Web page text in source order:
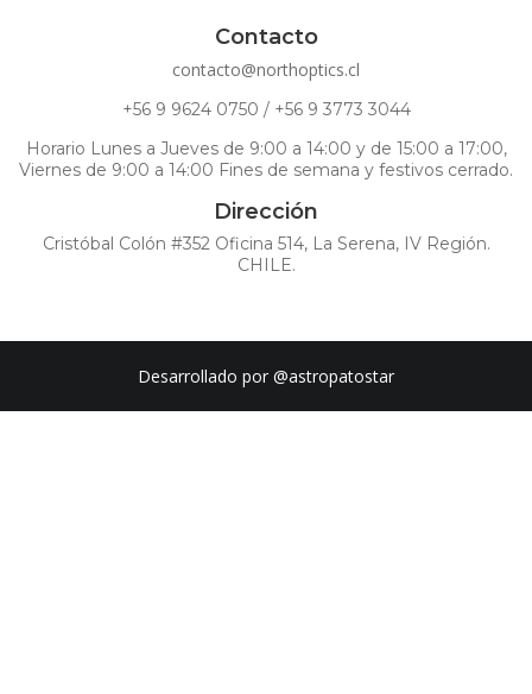
Contacto
contacto@northoptics.cl
+56 9 9624 0750 / +56 9 3773 3044
Horario Lunes a Jueves de 9:00 a 14:00 y de 15:00 a 17:00,
Viernes de 9:00 a 14:00 Fines de semana y festivos cerrado.
Dirección
Cristóbal Colón #352 Oficina 514, La Serena, IV Región.
CHILE.
Desarrollado por @astropatostar